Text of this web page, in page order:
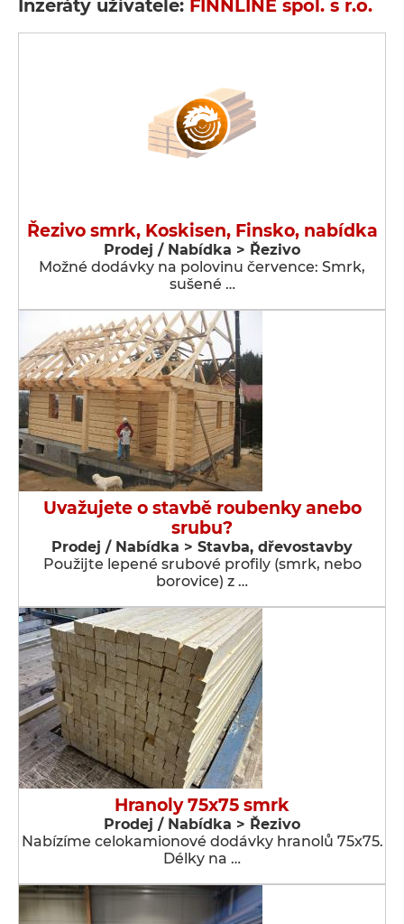
Inzeráty uživatele: FINNLINE spol. s r.o.
Řezivo smrk, Koskisen, Finsko, nabídka
Prodej / Nabídka > Řezivo
Možné dodávky na polovinu července: Smrk,
sušené …
Uvažujete o stavbě roubenky anebo
srubu?
Prodej / Nabídka > Stavba, dřevostavby
Použijte lepené srubové profily (smrk, nebo
borovice) z …
Hranoly 75x75 smrk
Prodej / Nabídka > Řezivo
Nabízíme celokamionové dodávky hranolů 75x75.
Délky na …